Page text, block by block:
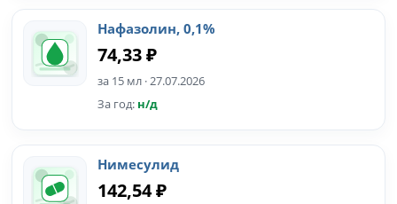
Нафазолин, 0,1%
74,33 ₽
за 15 мл · 27.07.2026
За год: н/д
Нимесулид
142,54 ₽